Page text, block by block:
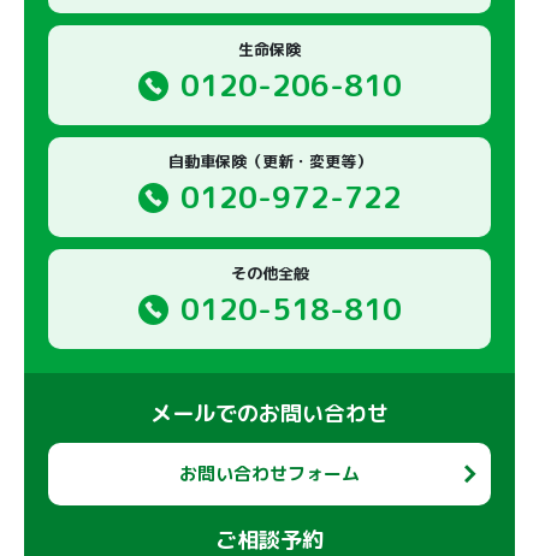
生命保険
0120-206-810
自動車保険（更新・変更等）
0120-972-722
その他全般
0120-518-810
メールでのお問い合わせ
お問い合わせフォーム
ご相談予約